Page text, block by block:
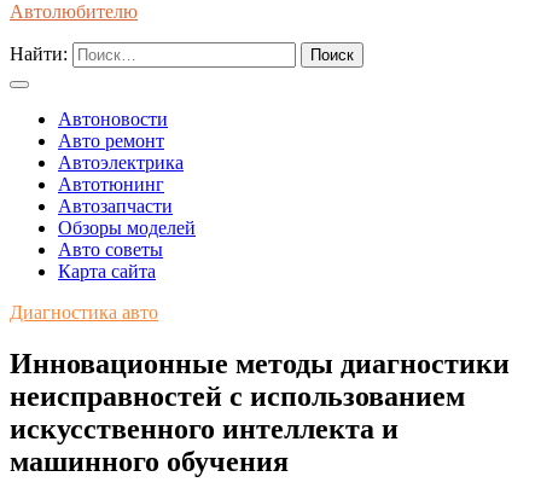
Автолюбителю
Найти:
Автоновости
Авто ремонт
Автоэлектрика
Автотюнинг
Автозапчасти
Обзоры моделей
Авто советы
Карта сайта
Диагностика авто
Инновационные методы диагностики
неисправностей с использованием
искусственного интеллекта и
машинного обучения